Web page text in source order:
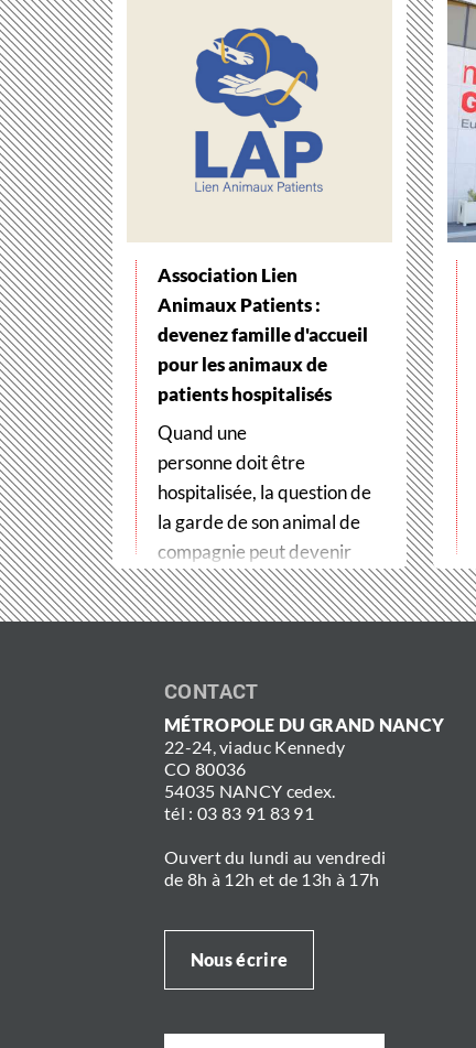
Association Lien
Animaux Patients :
devenez famille d'accueil
pour les animaux de
patients hospitalisés
Quand une
personne doit être
hospitalisée, la question de
la garde de son animal de
compagnie peut devenir
un véritable frein
aux soins. Pour…
CONTACT
MÉTROPOLE DU GRAND NANCY
22-24, viaduc Kennedy
CO 80036
54035 NANCY cedex.
tél : 03 83 91 83 91
Ouvert du lundi au vendredi
de 8h à 12h et de 13h à 17h
Nous écrire